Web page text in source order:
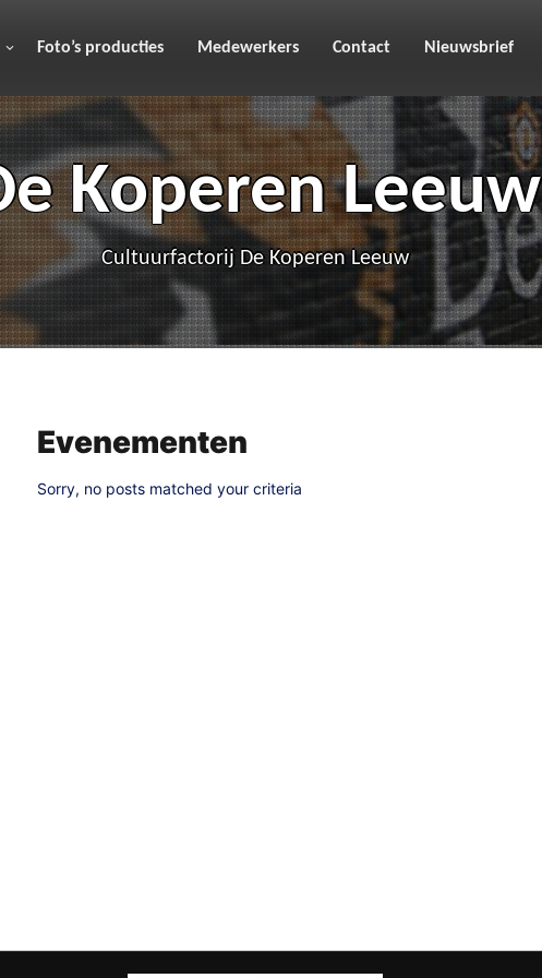
Foto’s producties Medewerkers Contact Nieuwsbrief
Koperen Leeuw
Cultuurfactorij De Koperen Leeuw
Evenementen
Sorry, no posts matched your criteria